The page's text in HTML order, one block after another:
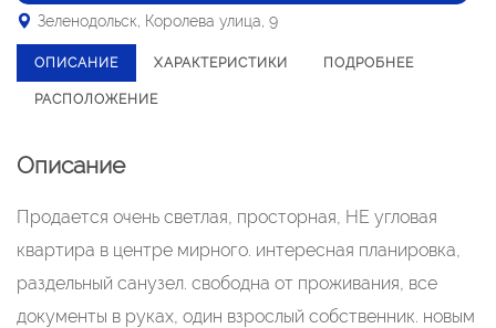
Зеленодольск, Королева улица, 9
ОПИСАНИЕ ХАРАКТЕРИСТИКИ ПОДРОБНЕЕ
РАСПОЛОЖЕНИЕ
Описание
Продается очень светлая, просторная, НЕ угловая
квартира в центре мирного. интересная планировка,
раздельный санузел. свободна от проживания, все
документы в руках, один взрослый собственник. новым